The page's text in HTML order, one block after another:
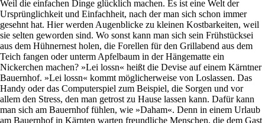
Weil die einfachen Dinge glücklich machen. Es ist eine Welt der
Ursprünglichkeit und Einfachheit, nach der man sich schon immer
gesehnt hat. Hier werden Augenblicke zu kleinen Kostbarkeiten, weil
sie selten geworden sind. Wo sonst kann man sich sein Frühstücksei
aus dem Hühnernest holen, die Forellen für den Grillabend aus dem
Teich fangen oder unterm Apfelbaum in der Hängematte ein
Nickerchen machen? »Lei lossn« heißt die Devise auf einem Kärntner
Bauernhof. »Lei lossn« kommt möglicherweise von Loslassen. Das
Handy oder das Computerspiel zum Beispiel, die Sorgen und vor
allem den Stress, den man getrost zu Hause lassen kann. Dafür kann
man sich am Bauernhof fühlen, wie »Daham«. Denn in einem Urlaub
am Bauernhof in Kärnten warten freundliche Menschen, die dem Gast